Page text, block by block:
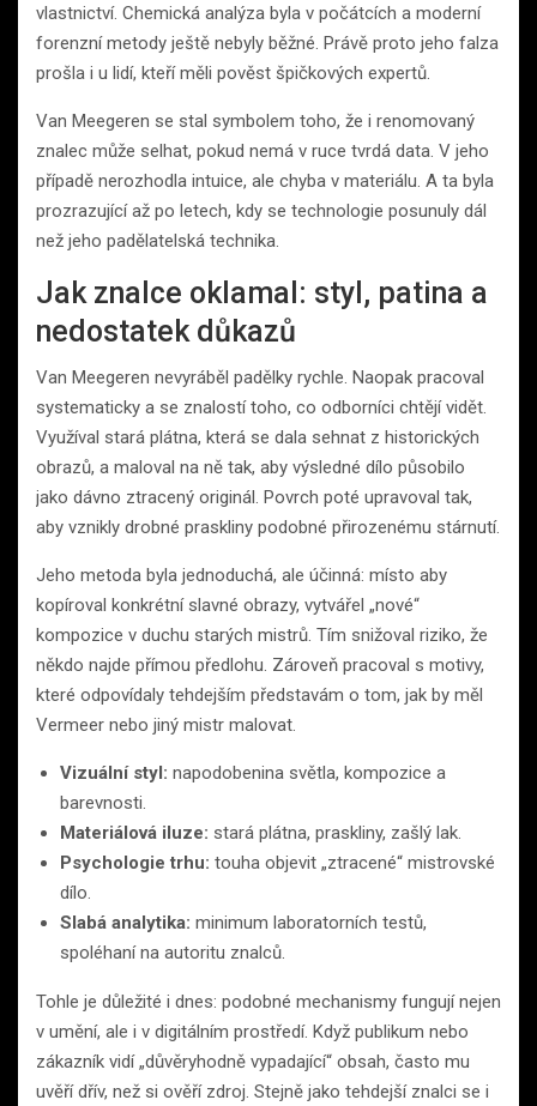
vlastnictví. Chemická analýza byla v počátcích a moderní
forenzní metody ještě nebyly běžné. Právě proto jeho falza
prošla i u lidí, kteří měli pověst špičkových expertů.
Van Meegeren se stal symbolem toho, že i renomovaný
znalec může selhat, pokud nemá v ruce tvrdá data. V jeho
případě nerozhodla intuice, ale chyba v materiálu. A ta byla
prozrazující až po letech, kdy se technologie posunuly dál
než jeho padělatelská technika.
Jak znalce oklamal: styl, patina a
nedostatek důkazů
Van Meegeren nevyráběl padělky rychle. Naopak pracoval
systematicky a se znalostí toho, co odborníci chtějí vidět.
Využíval stará plátna, která se dala sehnat z historických
obrazů, a maloval na ně tak, aby výsledné dílo působilo
jako dávno ztracený originál. Povrch poté upravoval tak,
aby vznikly drobné praskliny podobné přirozenému stárnutí.
Jeho metoda byla jednoduchá, ale účinná: místo aby
kopíroval konkrétní slavné obrazy, vytvářel „nové“
kompozice v duchu starých mistrů. Tím snižoval riziko, že
někdo najde přímou předlohu. Zároveň pracoval s motivy,
které odpovídaly tehdejším představám o tom, jak by měl
Vermeer nebo jiný mistr malovat.
Vizuální styl: napodobenina světla, kompozice a
barevnosti.
Materiálová iluze: stará plátna, praskliny, zašlý lak.
Psychologie trhu: touha objevit „ztracené“ mistrovské
dílo.
Slabá analytika: minimum laboratorních testů,
spoléhaní na autoritu znalců.
Tohle je důležité i dnes: podobné mechanismy fungují nejen
v umění, ale i v digitálním prostředí. Když publikum nebo
zákazník vidí „důvěryhodně vypadající“ obsah, často mu
uvěří dřív, než si ověří zdroj. Stejně jako tehdejší znalci se i